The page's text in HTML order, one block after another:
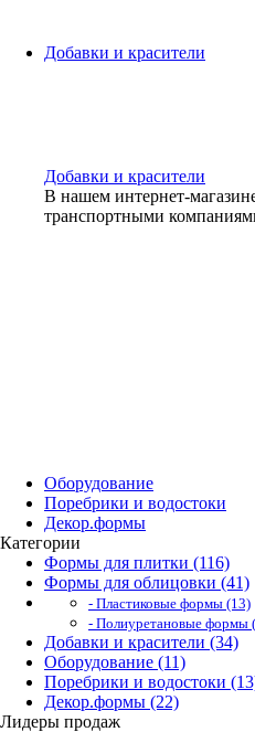
Добавки и красители
Добавки и красители
В нашем интернет-
транспортными
Оборудование
Поребрики и водостоки
Декор.формы
Категории
Формы для плитки (116)
Формы для облицовки (41)
- Пластиковые формы (13)
- Полиуретановые формы
Добавки и красители (34)
Оборудование (11)
Поребрики и водостоки
Декор.формы (22)
Лидеры продаж